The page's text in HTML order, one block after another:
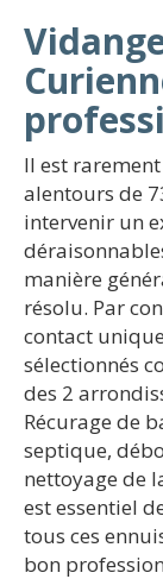
Il est
alentours de
intervenir un
manière
résolu. Par
contact
sélectionnés
des 2
Récurage de
septique,
nettoyage de
est essentiel
tous ces
bon